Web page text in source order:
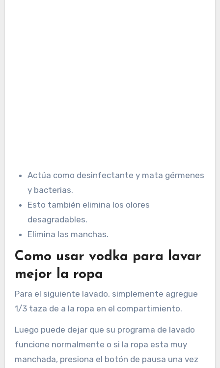
Actúa como desinfectante y mata gérmenes
y bacterias.
Esto también elimina los olores
desagradables.
Elimina las manchas.
Como usar vodka para lavar
mejor la ropa
Para el siguiente lavado, simplemente agregue
1/3 taza de a la ropa en el compartimiento.
Luego puede dejar que su programa de lavado
funcione normalmente o si la ropa esta muy
manchada, presiona el botón de pausa una vez